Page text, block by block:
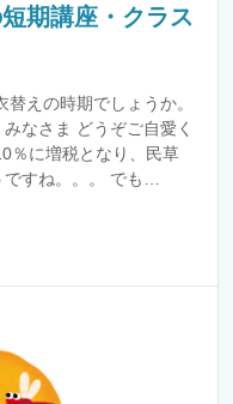
期講座・クラス
えの時期でしょうか。
なさま どうぞご自愛く
％に増税となり、民草
ですね。。。 でも…